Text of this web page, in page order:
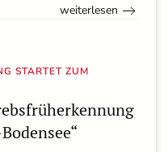
weiterlesen
STARTET ZUM